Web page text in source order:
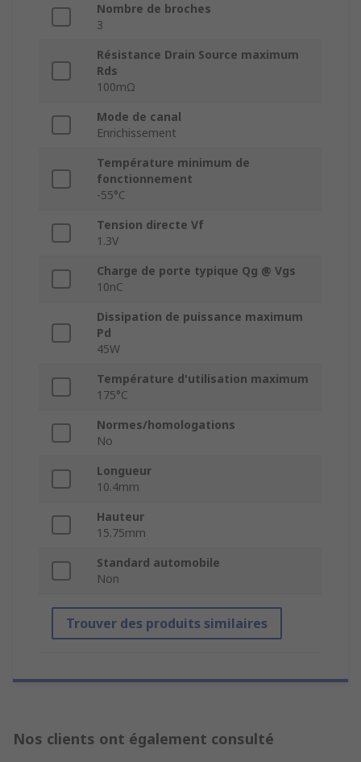
Nombre de broches
3
Résistance Drain Source maximum
Rds
100mΩ
Mode de canal
Enrichissement
Température minimum de
fonctionnement
-55°C
Tension directe Vf
1.3V
Charge de porte typique Qg @ Vgs
10nC
Dissipation de puissance maximum
Pd
45W
Température d'utilisation maximum
175°C
Normes/homologations
No
Longueur
10.4mm
Hauteur
15.75mm
Standard automobile
Non
Trouver des produits similaires
Nos clients ont également consulté